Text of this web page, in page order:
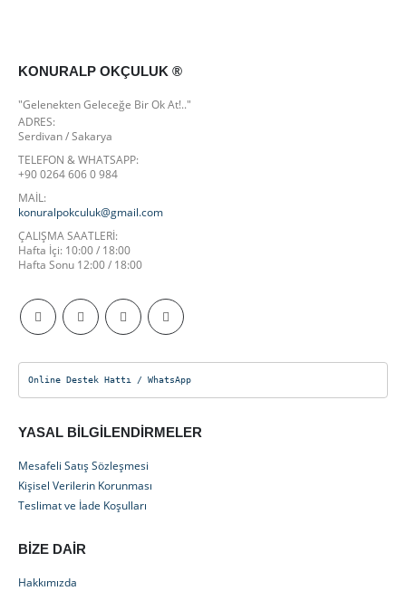
KONURALP OKÇULUK ®
"Gelenekten Geleceğe Bir Ok At!.."
ADRES:
Serdivan / Sakarya
TELEFON & WHATSAPP:
+90 0264 606 0 984
MAİL:
konuralpokculuk@gmail.com
ÇALIŞMA SAATLERI:
Hafta İçi: 10:00 / 18:00
Hafta Sonu 12:00 / 18:00
Online Destek Hattı / WhatsApp
YASAL BILGILENDIRMELER
Mesafeli Satış Sözleşmesi
Kişisel Verilerin Korunması
Teslimat ve İade Koşulları
BIZE DAIR
Hakkımızda